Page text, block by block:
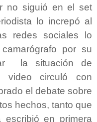
no siguió en el set
lo increpó al
redes sociales lo
por su
la situación de
video circuló con
el debate sobre
hechos, tanto que
en primera